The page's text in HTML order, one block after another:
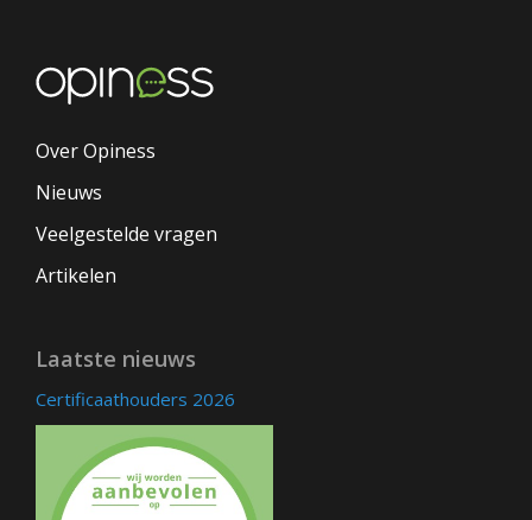
Over Opiness
Nieuws
Veelgestelde vragen
Artikelen
Laatste nieuws
Certificaathouders 2026